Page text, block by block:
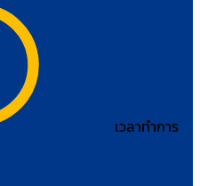
เวลาทำการ